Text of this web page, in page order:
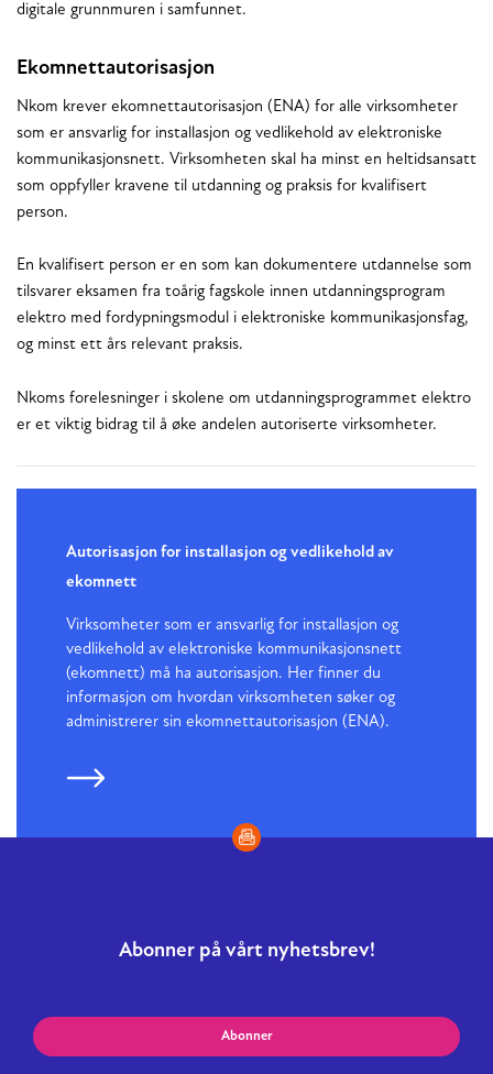
digitale grunnmuren i samfunnet.
Ekomnettautorisasjon
Nkom krever ekomnettautorisasjon (ENA) for alle virksomheter
som er ansvarlig for installasjon og vedlikehold av elektroniske
kommunikasjonsnett. Virksomheten skal ha minst en heltidsansatt
som oppfyller kravene til utdanning og praksis for kvalifisert
person.
En kvalifisert person er en som kan dokumentere utdannelse som
tilsvarer eksamen fra toårig fagskole innen utdanningsprogram
elektro med fordypningsmodul i elektroniske kommunikasjonsfag,
og minst ett års relevant praksis.
Nkoms forelesninger i skolene om utdanningsprogrammet elektro
er et viktig bidrag til å øke andelen autoriserte virksomheter.
Autorisasjon for installasjon og vedlikehold av
ekomnett
Virksomheter som er ansvarlig for installasjon og
vedlikehold av elektroniske kommunikasjonsnett
(ekomnett) må ha autorisasjon. Her finner du
informasjon om hvordan virksomheten søker og
administrerer sin ekomnettautorisasjon (ENA).
Abonner på vårt nyhetsbrev!
Abonner